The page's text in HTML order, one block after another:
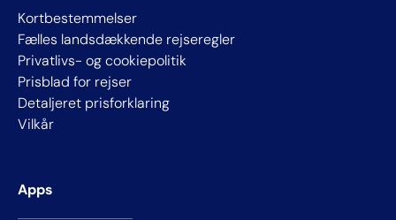
Kortbestemmelser
Fælles landsdækkende rejseregler
Privatlivs- og cookiepolitik
Prisblad for rejser
Detaljeret prisforklaring
Vilkår
Apps